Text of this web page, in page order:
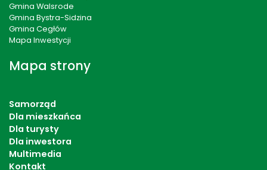
Gmina Walsrode
Gmina Bystra-Sidzina
Gmina Cegłów
Mapa Inwestycji
Mapa strony
Samorząd
Dla mieszkańca
Dla turysty
Dla inwestora
Multimedia
Kontakt